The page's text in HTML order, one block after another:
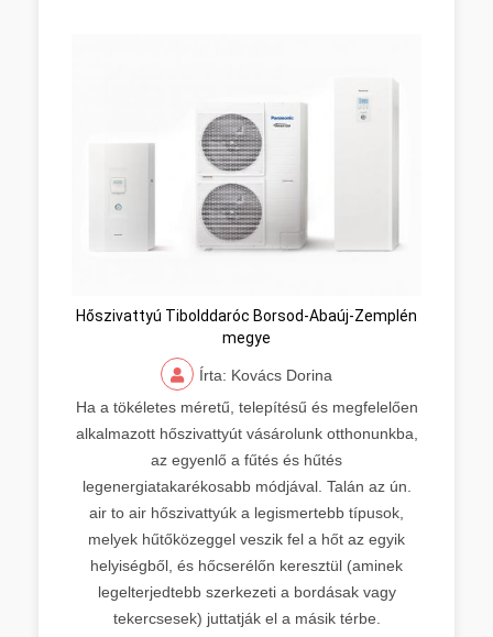
Hőszivattyú Tibolddaróc Borsod-Abaúj-Zemplén
megye
Írta: Kovács Dorina
Ha a tökéletes méretű, telepítésű és megfelelően
alkalmazott hőszivattyút vásárolunk otthonunkba,
az egyenlő a fűtés és hűtés
legenergiatakarékosabb módjával. Talán az ún.
air to air hőszivattyúk a legismertebb típusok,
melyek hűtőközeggel veszik fel a hőt az egyik
helyiségből, és hőcserélőn keresztül (aminek
legelterjedtebb szerkezeti a bordásak vagy
tekercsesek) juttatják el a másik térbe.